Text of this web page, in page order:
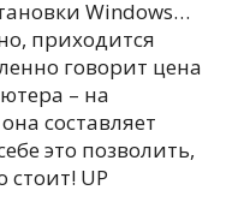
Windows…
приходится
говорит цена
– на
составляет
это позволить,
стоит! UP